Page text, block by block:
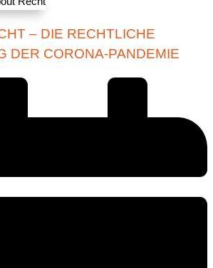
– DIE RECHTLICHE
DER CORONA-PANDEMIE